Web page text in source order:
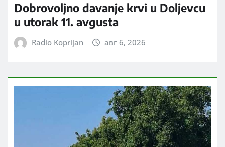
Dobrovoljno davanje krvi u Doljevcu
u utorak 11. avgusta
Radio Koprijan авг 6, 2026